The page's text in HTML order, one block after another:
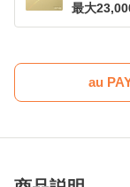
最大
au